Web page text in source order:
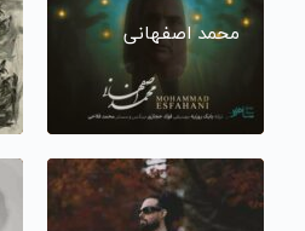
محمد اصفهانی